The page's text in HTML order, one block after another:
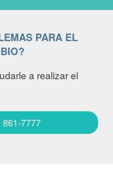
PARA EL
a realizar el
861-7777